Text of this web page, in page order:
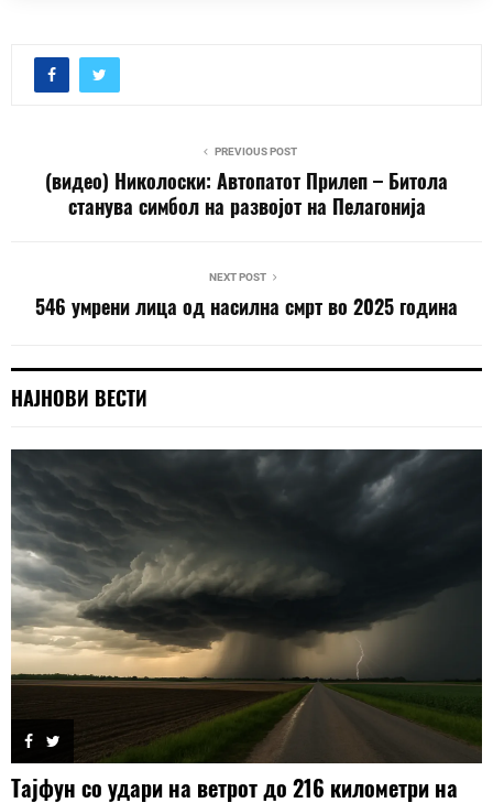
PREVIOUS POST
(видео) Николоски: Автопатот Прилеп – Битола
станува симбол на развојот на Пелагонија
NEXT POST
546 умрени лица од насилна смрт во 2025 година
НАЈНОВИ ВЕСТИ
Тајфун со удари на ветрот до 216 километри на